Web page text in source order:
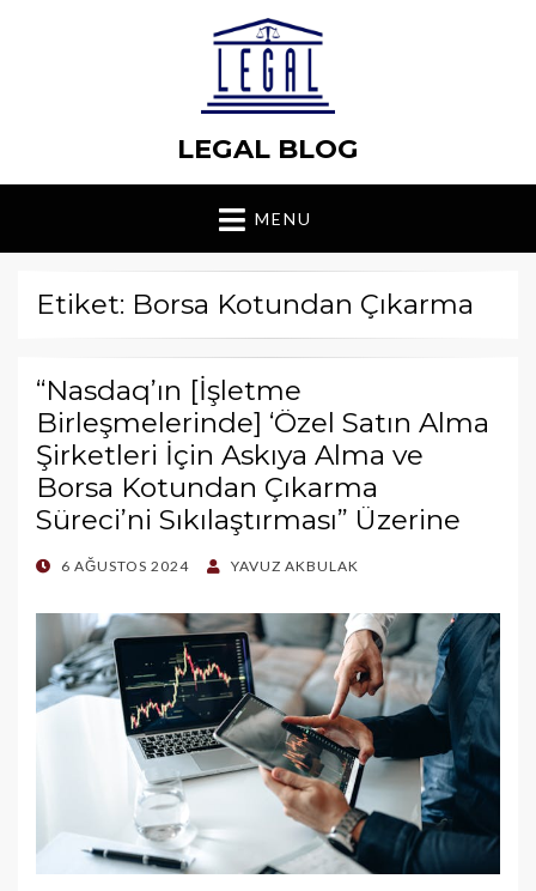
LEGAL BLOG
MENU
Etiket: Borsa Kotundan Çıkarma
“Nasdaq’ın [İşletme
Birleşmelerinde] ‘Özel Satın Alma
Şirketleri İçin Askıya Alma ve
Borsa Kotundan Çıkarma
Süreci’ni Sıkılaştırması” Üzerine
POSTED
6 AĞUSTOS 2024 YAVUZ AKBULAK